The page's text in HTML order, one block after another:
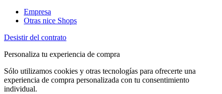
Empresa
Otras nice Shops
Desistir del contrato
Personaliza tu experiencia de compra
Sólo utilizamos cookies y otras tecnologías para ofrecerte una
experiencia de compra personalizada con tu consentimiento
individual.